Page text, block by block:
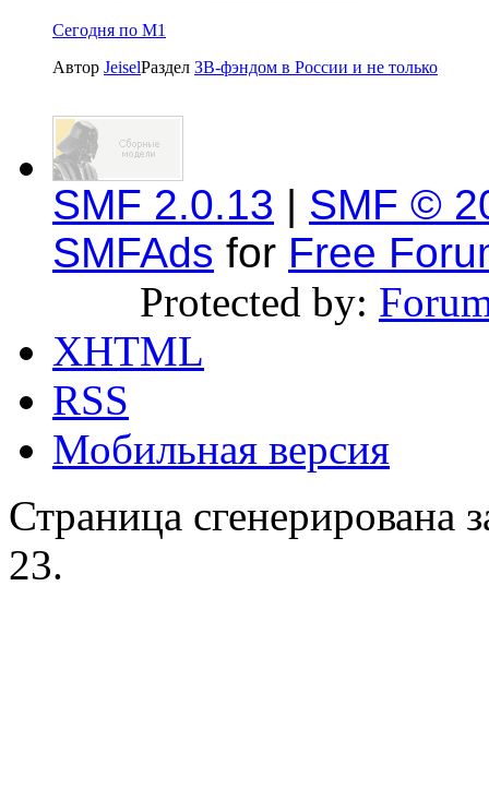
Сегодня по М1
Автор JeiselРаздел ЗВ-фэндом в России и не только
SMF 2.0.13 | SMF ©
SMFAds for Free
Protected by:
XHTML
RSS
Мобильная версия
Страница сгенерирована
23.